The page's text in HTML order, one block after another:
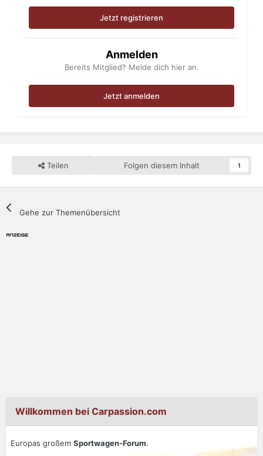
Jetzt registrieren
Anmelden
Bereits Mitglied? Melde dich hier an.
Jetzt anmelden
Teilen Folgen diesem Inhalt 1
Gehe zur Themenübersicht
Willkommen bei Carpassion.com
Europas großem Sportwagen-Forum.